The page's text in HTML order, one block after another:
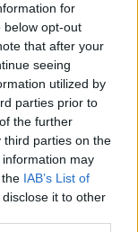
for
below opt-out
that after your
seeing
utilized by
parties prior to
the further
third parties on the
information may
IAB’s List of
it to other
την πορεία
με βάση
από τις
γνώμης.